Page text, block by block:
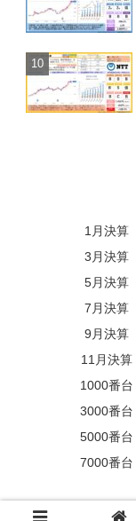
1月決算
3月決算
5月決算
7月決算
9月決算
11月決算
1000番台
3000番台
5000番台
7000番台